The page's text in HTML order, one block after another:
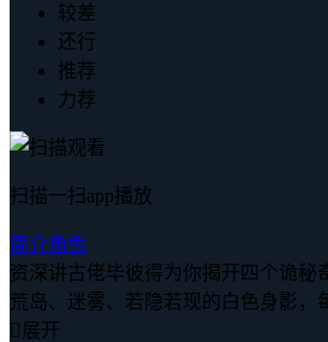
较差
还行
推荐
力荐
扫描一扫app播放
简介角色
资深讲古佬毕彼得为你揭开四个诡秘
荒岛、迷雾、若隐若现的白色身影，
 展开